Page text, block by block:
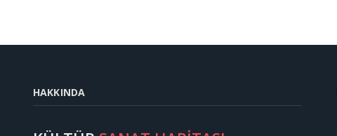
HAKKINDA